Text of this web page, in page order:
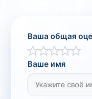
Ваша общая
Ваше имя